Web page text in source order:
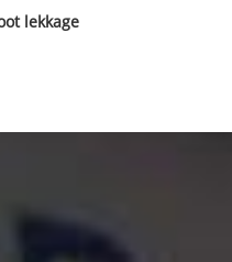
lekkage